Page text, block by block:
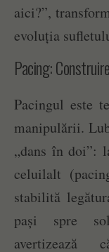
aici?”,
evoluția
Pacing:
Pacingul este
manipulării.
„dans în doi”:
celuilalt
stabilită
pași spre
avertizează